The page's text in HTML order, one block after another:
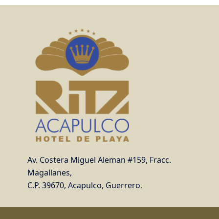
Av. Costera Miguel Aleman #159, Fracc.
Magallanes,
C.P. 39670, Acapulco, Guerrero.